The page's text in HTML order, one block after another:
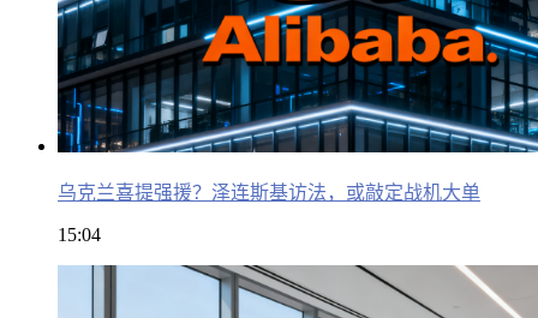
乌克兰喜提强援？泽连斯基访法，或敲定战机大单
15:04